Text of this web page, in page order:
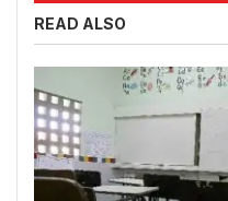
READ ALSO